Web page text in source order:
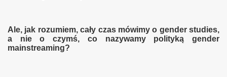
Ale, jak rozumiem, cały czas mówimy o gender studies,
a nie o czymś, co nazywamy polityką gender
mainstreaming?
ministry